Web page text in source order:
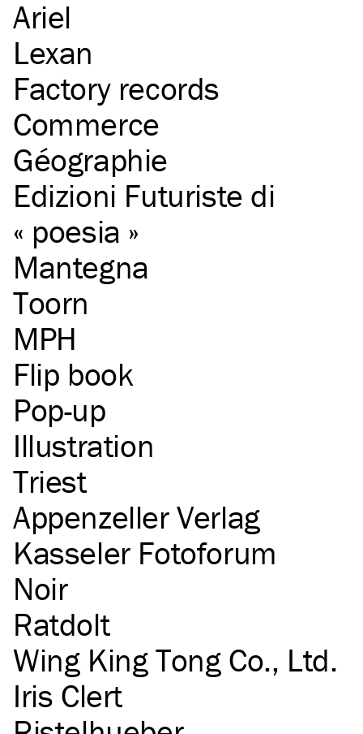
Ariel
Lexan
Factory records
Commerce
Géographie
Edizioni Futuriste di
« poesia »
Mantegna
Toorn
MPH
Flip book
Pop-up
Illustration
Triest
Appenzeller Verlag
Kasseler Fotoforum
Noir
Ratdolt
Wing King Tong Co., Ltd.
Iris Clert